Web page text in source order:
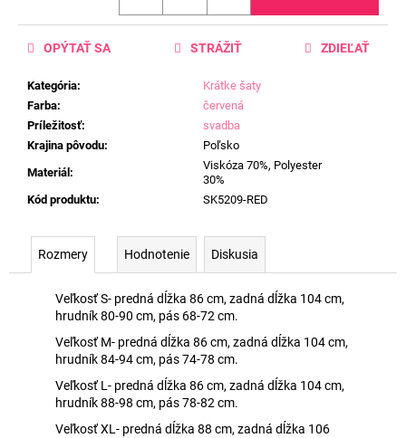
Kategória:
Krátke šaty
Farba:
červená
Príležitosť:
svadba
Krajina pôvodu:
Poľsko
Materiál :
Viskóza 70%, Polyester
30%
Kód produktu: SK5209-RED
OPÝTAŤ SA STRÁŽIŤ ZDIEĽAŤ
Rozmery Hodnotenie Diskusia
Veľkosť S- predná dĺžka 86 cm, zadná dĺžka 104 cm,
hrudník 80-90 cm, pás 68-72 cm.
Veľkosť M- predná dĺžka 86 cm, zadná dĺžka 104 cm,
hrudník 84-94 cm, pás 74-78 cm.
Veľkosť L- predná dĺžka 86 cm, zadná dĺžka 104 cm,
hrudník 88-98 cm, pás 78-82 cm.
Veľkosť XL- predná dĺžka 88 cm, zadná dĺžka 106